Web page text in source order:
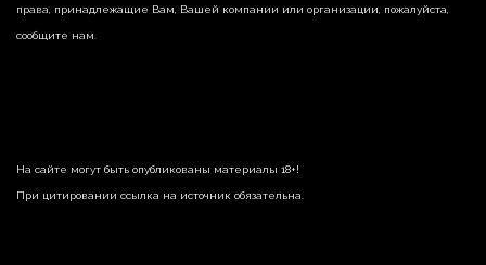
права, принадлежащие Вам, Вашей компании или организации, пожалуйста,
сообщите нам.
На сайте могут быть опубликованы материалы 18+!
При цитировании ссылка на источник обязательна.